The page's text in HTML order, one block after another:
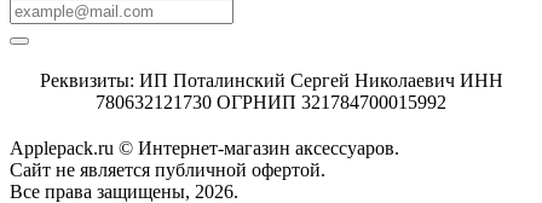
Реквизиты: ИП Поталинский Сергей Николаевич ИНН
780632121730 ОГРНИП 321784700015992
Applepack.ru © Интернет-магазин аксессуаров.
Cайт не является публичной офертой.
Все права защищены, 2026.